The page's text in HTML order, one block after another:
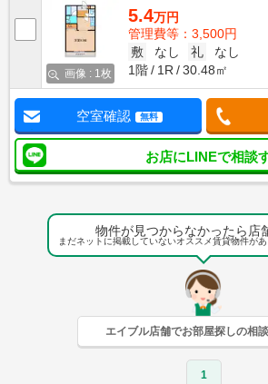
画像 : 1枚
5.4万円
管理費等：3,500円
敷
なし 礼
なし
1階
1R 30.48㎡
空室確認 無料
お店にLINEで相談
物件が見つからなかったら店
まだネットに掲載していないオススメ賃貸物件が
エイブル店舗でお部屋探しの相
1